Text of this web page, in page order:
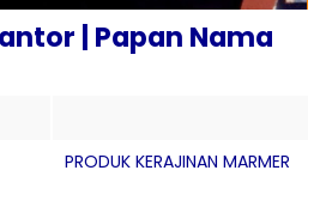
| Papan Nama
PRODUK KERAJINAN MARMER